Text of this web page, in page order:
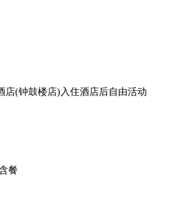
店(钟鼓楼店)入住酒店后自由活动
餐